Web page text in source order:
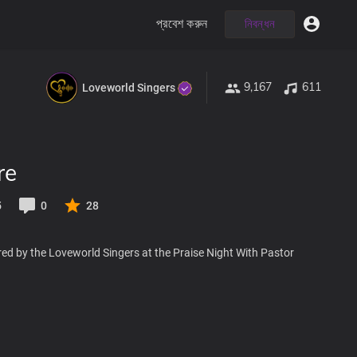
প্রবেশ করুন নিবন্ধন
Loveworld Singers 9,167 611
0 28
by the Loveworld Singers at the Praise Night With Pastor